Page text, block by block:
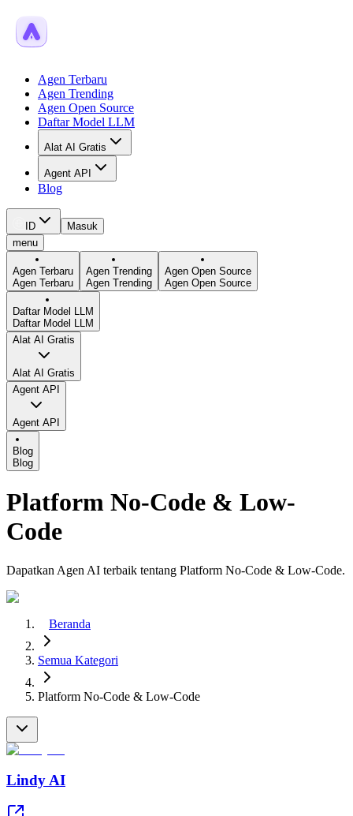
Agen Terbaru
Agen Trending
Agen Open Source
Daftar Model LLM
Alat AI Gratis
Agent API
Blog
ID
Masuk
menu
Agen Terbaru
Agen Terbaru
Agen Trending
Agen Trending
Agen Open Source
Agen Open Source
Daftar Model LLM
Daftar Model LLM
Alat AI Gratis
Alat AI Gratis
Agent API
Agent API
Blog
Blog
Platform No-Code & Low-
Code
Dapatkan Agen AI terbaik tentang Platform No-Code & Low-Code.
Beranda
Semua Kategori
Platform No-Code & Low-Code
Lindy AI